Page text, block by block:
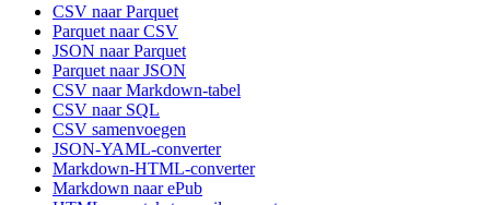
CSV naar Parquet
Parquet naar CSV
JSON naar Parquet
Parquet naar JSON
CSV naar Markdown-tabel
CSV naar SQL
CSV samenvoegen
JSON-YAML-converter
Markdown-HTML-converter
Markdown naar ePub